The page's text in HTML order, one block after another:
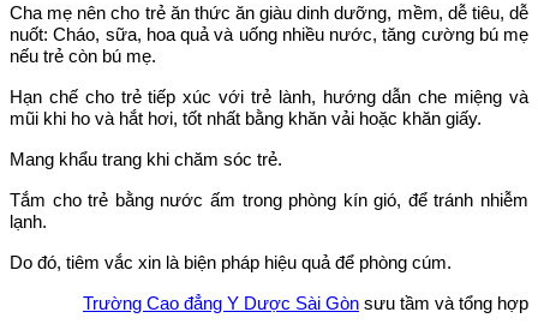
Cha mẹ nên cho trẻ ăn thức ăn giàu dinh dưỡng, mềm, dễ tiêu, dễ
nuốt: Cháo, sữa, hoa quả và uống nhiều nước, tăng cường bú mẹ
nếu trẻ còn bú mẹ.
Hạn chế cho trẻ tiếp xúc với trẻ lành, hướng dẫn che miệng và
mũi khi ho và hắt hơi, tốt nhất bằng khăn vải hoặc khăn giấy.
Mang khẩu trang khi chăm sóc trẻ.
Tắm cho trẻ bằng nước ấm trong phòng kín gió, để tránh nhiễm
lạnh.
Do đó, tiêm vắc xin là biện pháp hiệu quả để phòng cúm.
Trường Cao đẳng Y Dược Sài Gòn sưu tầm và tổng hợp